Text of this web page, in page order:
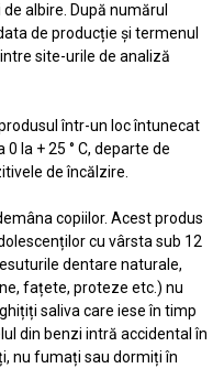
albire. După numărul
de producție și termenul
site-urile de analiză
într-un loc întunecat
la + 25 ° C, departe de
de încălzire.
copiilor. Acest produs
cu vârsta sub 12
dentare naturale,
fațete, proteze etc.) nu
saliva care iese în timp
din benzi intră accidental în
nu fumați sau dormiți în